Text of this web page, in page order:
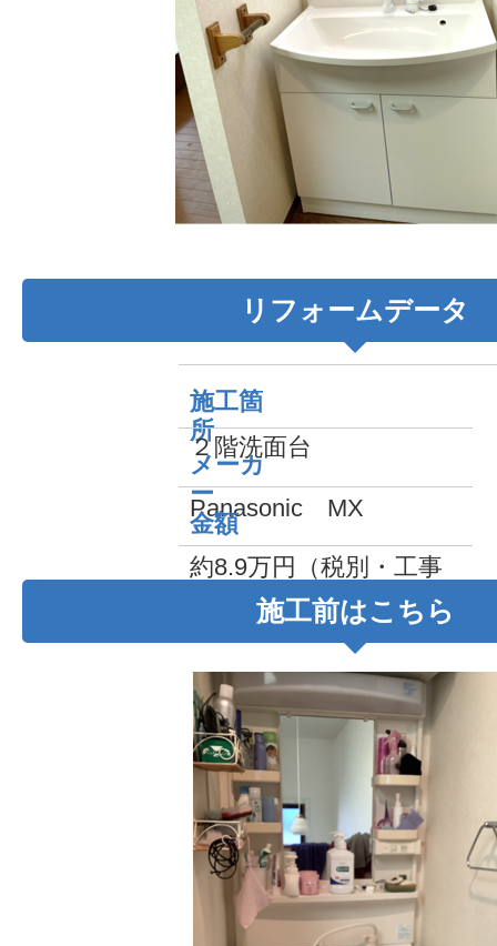
リフォームデータ
施工箇
所
２階洗面台
メーカ
ー
Panasonic MX
金額
約8.9万円（税別・工事
費込み）施工前はこちら